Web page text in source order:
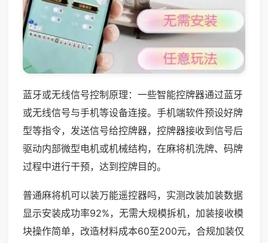
蓝牙或无线信号控制原理：一些智能控牌器通过蓝牙
或无线信号与手机等设备连接。手机端软件预设好牌
型等指令，发送信号给控牌器，控牌器接收到信号后
驱动内部微型电机或机械结构，在麻将机洗牌、码牌
过程中进行干预，达到控牌目的。
普通麻将机可以装万能遥控器吗，实测改装加装数据
显示安装成功率92%，无需大规模拆机，加装接收模
块操作简单，改造材料成本60至200元，合规加装仅